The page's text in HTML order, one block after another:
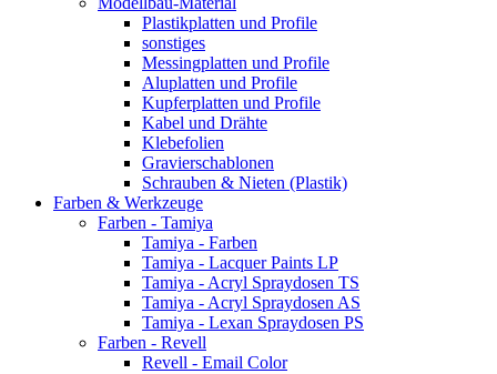
Plastikplatten und Profile
sonstiges
Messingplatten und Profile
Aluplatten und Profile
Kupferplatten und Profile
Kabel und Drähte
Klebefolien
Gravierschablonen
Schrauben & Nieten (Plastik)
Farben & Werkzeuge
Farben - Tamiya
Tamiya - Farben
Tamiya - Lacquer Paints LP
Tamiya - Acryl Spraydosen TS
Tamiya - Acryl Spraydosen AS
Tamiya - Lexan Spraydosen PS
Farben - Revell
Revell - Email Color